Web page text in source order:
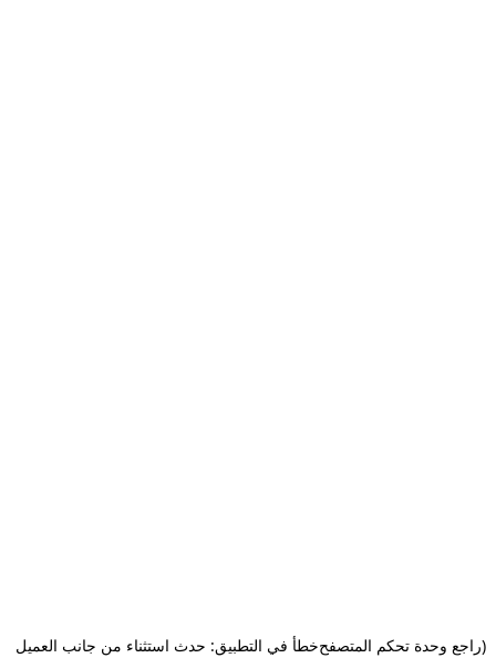
خطأ في التطبيق: حدث استثناء من جانب العميل(راجع وحدة تحكم المتصفح